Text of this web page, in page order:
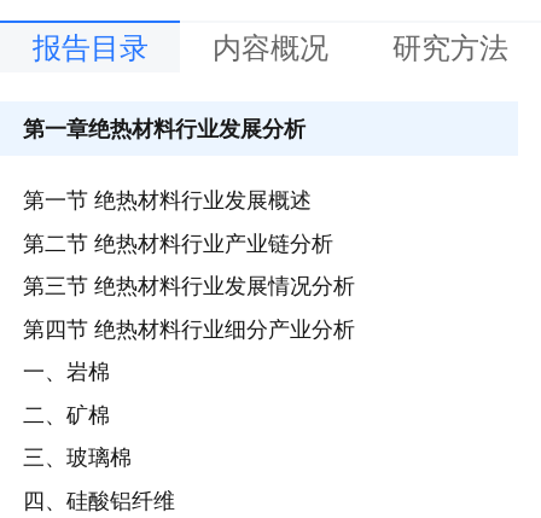
报告目录 内容概况 研究方法
第一章绝热材料行业发展分析
第一节 绝热材料行业发展概述
第二节 绝热材料行业产业链分析
第三节 绝热材料行业发展情况分析
第四节 绝热材料行业细分产业分析
一、岩棉
二、矿棉
三、玻璃棉
四、硅酸铝纤维